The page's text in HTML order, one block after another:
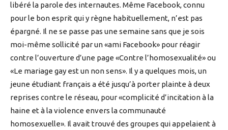
libéré la parole des internautes. Même Facebook, connu
pour le bon esprit qui y règne habituellement, n’est pas
épargné. Il ne se passe pas une semaine sans que je sois
moi-même sollicité par un «ami Facebook» pour réagir
contre l’ouverture d’une page «Contre l’homosexualité» ou
«Le mariage gay est un non sens». Il y a quelques mois, un
jeune étudiant français a été jusqu’à porter plainte à deux
reprises contre le réseau, pour «complicité d’incitation à la
haine et à la violence envers la communauté
homosexuelle». Il avait trouvé des groupes qui appelaient à